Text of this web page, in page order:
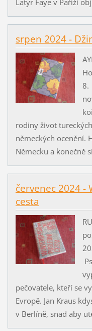
Latyr Faye v Paříži
srpen 2024 -
8.
rodiny život
německých ocenění.
Německu a konečně
červenec 2024
cesta
pečovatele, kteří se
Evropě. Jan Kraus
v Berlíně, snad aby